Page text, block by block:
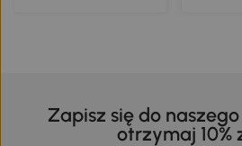
Zapisz się do
otrzymaj 10%